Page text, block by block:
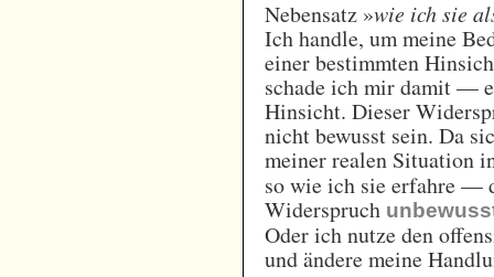
Nebensatz »wie ich sie
Ich handle, um meine
einer bestimmten
schade ich mir damit —
Hinsicht. Dieser
nicht bewusst sein. Da
meiner realen Situation
so wie ich sie erfahre —
Widerspruch
Oder ich nutze den
und ändere meine